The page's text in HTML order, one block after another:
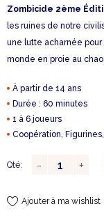
Zombicide 2ème
les ruines de notre
une lutte acharnée
monde en proie au
À partir de 14 ans
Durée : 60 minutes
1 à 6 joueurs
Coopération,
Qté:
Ajouter à ma wishlist